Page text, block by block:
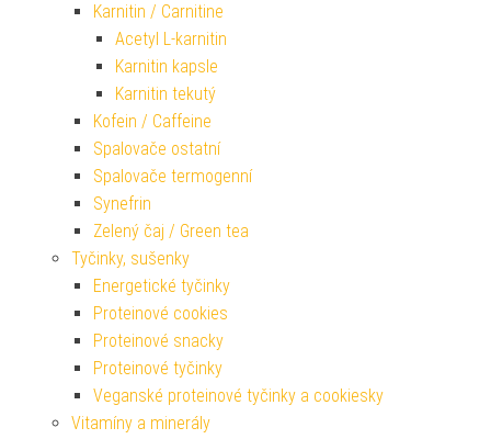
Karnitin / Carnitine
Acetyl L-karnitin
Karnitin kapsle
Karnitin tekutý
Kofein / Caffeine
Spalovače ostatní
Spalovače termogenní
Synefrin
Zelený čaj / Green tea
Tyčinky, sušenky
Energetické tyčinky
Proteinové cookies
Proteinové snacky
Proteinové tyčinky
Veganské proteinové tyčinky a cookiesky
Vitamíny a minerály